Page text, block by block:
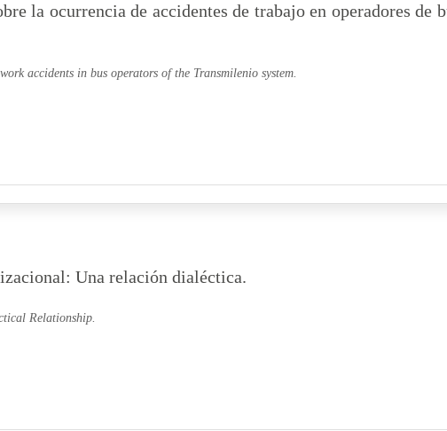
la ocurrencia de accidentes de trabajo en operadores de
accidents in bus operators of the Transmilenio system.
Una relación dialéctica.
Relationship.